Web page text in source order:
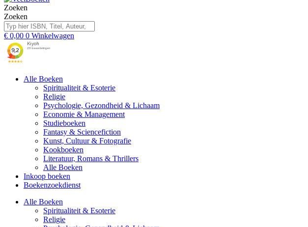
Zoeken
Zoeken
€ 0,00 0 Winkelwagen
Alle Boeken
Spiritualiteit & Esoterie
Religie
Psychologie, Gezondheid & Lichaam
Economie & Management
Studieboeken
Fantasy & Sciencefiction
Kunst, Cultuur & Fotografie
Kookboeken
Literatuur, Romans & Thrillers
Alle Boeken
Inkoop boeken
Boekenzoekdienst
Alle Boeken
Spiritualiteit & Esoterie
Religie